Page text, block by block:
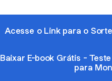
Acesse o Link para o
Baixar E-book Grátis -
para